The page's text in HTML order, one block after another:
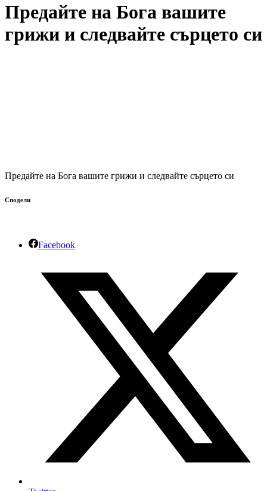
Предайте на Бога вашите
грижи и следвайте сърцето си
Предайте на Бога вашите грижи и следвайте сърцето си
Сподели
Facebook